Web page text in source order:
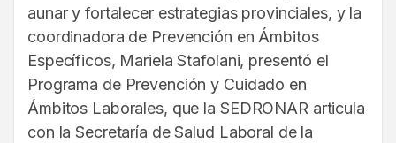
aunar y fortalecer estrategias provinciales, y la
coordinadora de Prevención en Ámbitos
Específicos, Mariela Stafolani, presentó el
Programa de Prevención y Cuidado en
Ámbitos Laborales, que la SEDRONAR articula
con la Secretaría de Salud Laboral de la